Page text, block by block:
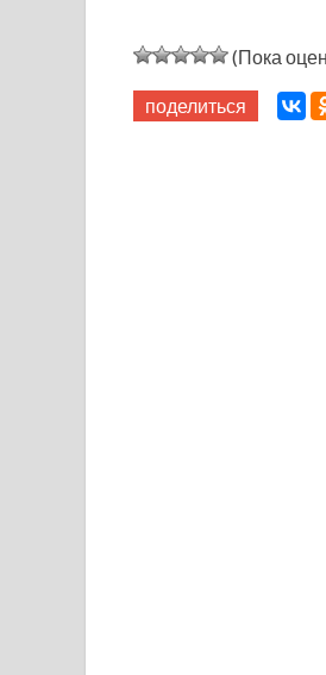
(Пока
поделиться